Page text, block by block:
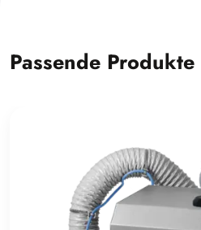
Passende Produkte